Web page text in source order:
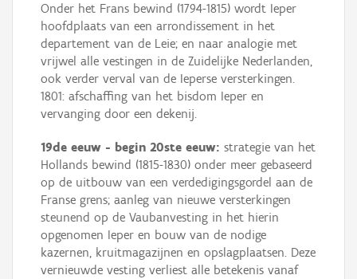
Onder het Frans bewind (1794-1815) wordt Ieper
hoofdplaats van een arrondissement in het
departement van de Leie; en naar analogie met
vrijwel alle vestingen in de Zuidelijke Nederlanden,
ook verder verval van de Ieperse versterkingen.
1801: afschaffing van het bisdom Ieper en
vervanging door een dekenij.
19de eeuw - begin 20ste eeuw: strategie van het
Hollands bewind (1815-1830) onder meer gebaseerd
op de uitbouw van een verdedigingsgordel aan de
Franse grens; aanleg van nieuwe versterkingen
steunend op de Vaubanvesting in het hierin
opgenomen Ieper en bouw van de nodige
kazernen, kruitmagazijnen en opslagplaatsen. Deze
vernieuwde vesting verliest alle betekenis vanaf